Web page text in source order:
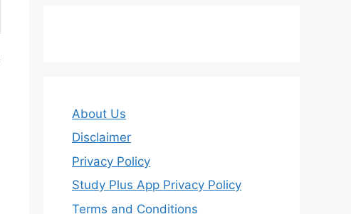
About Us
Disclaimer
Privacy Policy
Study Plus App Privacy Policy
Terms and Conditions